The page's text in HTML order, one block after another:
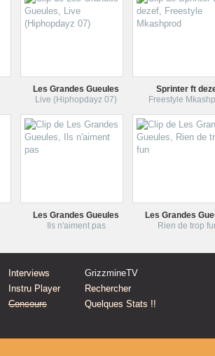
Les Grandes Gueules
Live (Hiphopdayz 07)
Sprinter ft
Freestyle
Les Grandes Gueules
Ils n'aiment pas
Les Grandes
Rien de trop
Interviews
Instru Player
Concours
GrizzmineTV
Rechercher
Quelques Stats !!